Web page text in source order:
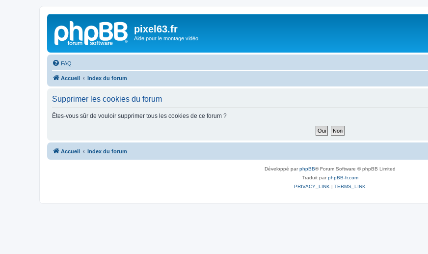
pixel63.fr
Aide pour le montage vidéo
FAQ
Accueil Index du forum
Supprimer les cookies du forum
Êtes-vous sûr de vouloir supprimer tous les cookies de ce forum ?
Accueil Index du forum
Développé parphpBB® Forum Software © phpBB Limited
Traduit parphpBB-fr.com
PRIVACY_LINK | TERMS_LINK